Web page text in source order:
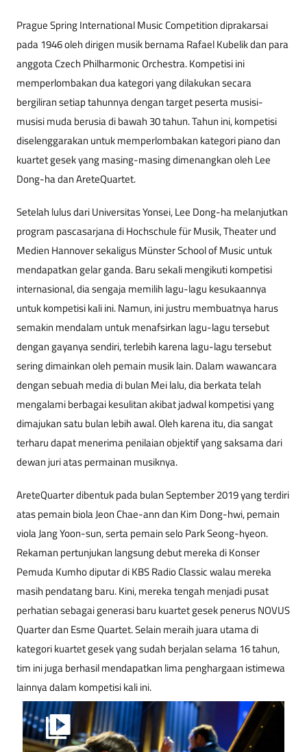
Prague Spring International Music Competition diprakarsai
pada 1946 oleh dirigen musik bernama Rafael Kubelik dan para
anggota Czech Philharmonic Orchestra. Kompetisi ini
memperlombakan dua kategori yang dilakukan secara
bergiliran setiap tahunnya dengan target peserta musisi-
musisi muda berusia di bawah 30 tahun. Tahun ini, kompetisi
diselenggarakan untuk memperlombakan kategori piano dan
kuartet gesek yang masing-masing dimenangkan oleh Lee
Dong-ha dan AreteQuartet.
Setelah lulus dari Universitas Yonsei, Lee Dong-ha melanjutkan
program pascasarjana di Hochschule für Musik, Theater und
Medien Hannover sekaligus Münster School of Music untuk
mendapatkan gelar ganda. Baru sekali mengikuti kompetisi
internasional, dia sengaja memilih lagu-lagu kesukaannya
untuk kompetisi kali ini. Namun, ini justru membuatnya harus
semakin mendalam untuk menafsirkan lagu-lagu tersebut
dengan gayanya sendiri, terlebih karena lagu-lagu tersebut
sering dimainkan oleh pemain musik lain. Dalam wawancara
dengan sebuah media di bulan Mei lalu, dia berkata telah
mengalami berbagai kesulitan akibat jadwal kompetisi yang
dimajukan satu bulan lebih awal. Oleh karena itu, dia sangat
terharu dapat menerima penilaian objektif yang saksama dari
dewan juri atas permainan musiknya.
AreteQuarter dibentuk pada bulan September 2019 yang terdiri
atas pemain biola Jeon Chae-ann dan Kim Dong-hwi, pemain
viola Jang Yoon-sun, serta pemain selo Park Seong-hyeon.
Rekaman pertunjukan langsung debut mereka di Konser
Pemuda Kumho diputar di KBS Radio Classic walau mereka
masih pendatang baru. Kini, mereka tengah menjadi pusat
perhatian sebagai generasi baru kuartet gesek penerus NOVUS
Quarter dan Esme Quartet. Selain meraih juara utama di
kategori kuartet gesek yang sudah berjalan selama 16 tahun,
tim ini juga berhasil mendapatkan lima penghargaan istimewa
lainnya dalam kompetisi kali ini.